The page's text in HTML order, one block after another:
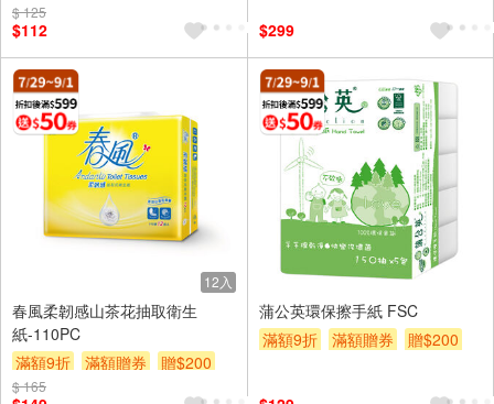
$ 125
$112 $299
12入
春風柔韌感山茶花抽取衛生
紙-110PC
滿額9折
滿額贈券 贈$200
$ 165
蒲公英環保擦手紙 FSC
滿額9折
滿額贈券 贈$200